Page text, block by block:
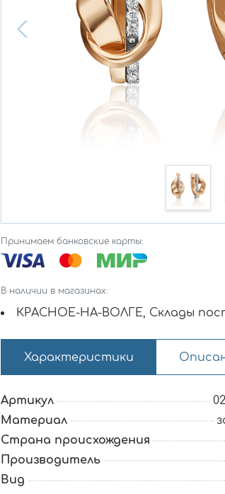
Принимаем банковские карты:
В наличии в магазинах:
КРАСНОЕ-НА-ВОЛГЕ, Склады
Характеристики
Артикул
Материал
Страна происхождения
Производитель
Вид